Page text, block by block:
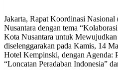
Jakarta, Rapat Koordinasi
Nusantara dengan tema
Kota Nusantara untuk
diselenggarakan pada Kamis, 14
Hotel Kempinski, dengan Agenda:
“Loncatan Peradaban Indonesia”